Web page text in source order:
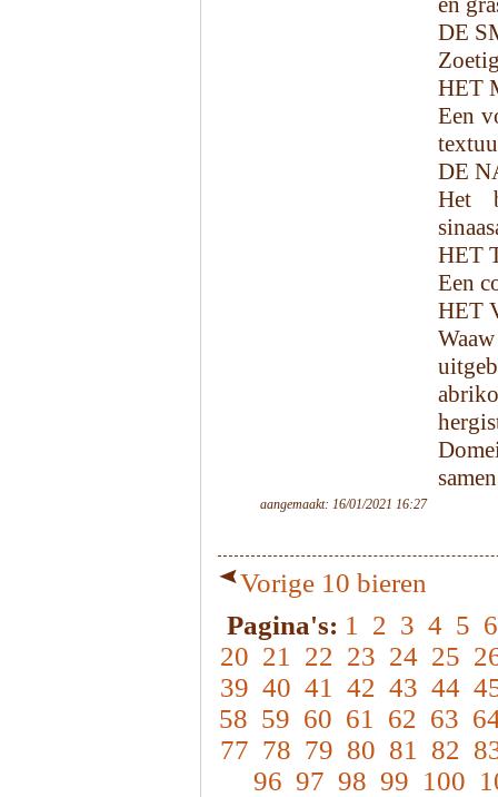
DE
HET
Een
DE
Het
HET
Een
HET
aangemaakt: 16/01/2021 16:27
Vorige 10 bieren
Pagina's: 1 2 3 4 5 6
20 21 22 23 24 25
39 40 41 42 43 44
58 59 60 61 62 63
77 78 79 80 81 82
96 97 98 99 100